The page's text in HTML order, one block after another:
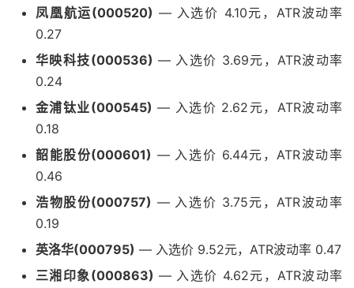
凤凰航运(000520) — 入选价 4.10元，ATR波动率
0.27
华映科技(000536) — 入选价 3.69元，ATR波动率
0.24
金浦钛业(000545) — 入选价 2.62元，ATR波动率
0.18
韶能股份(000601) — 入选价 6.44元，ATR波动率
0.46
浩物股份(000757) — 入选价 3.75元，ATR波动率
0.19
英洛华(000795) — 入选价 9.52元，ATR波动率 0.47
三湘印象(000863) — 入选价 4.62元，ATR波动率